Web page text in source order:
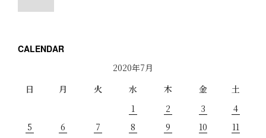
CALENDAR
2020年7月
日
月 火 水 木 金
土
1
2 3
4
5
6 7 8 9 10
11